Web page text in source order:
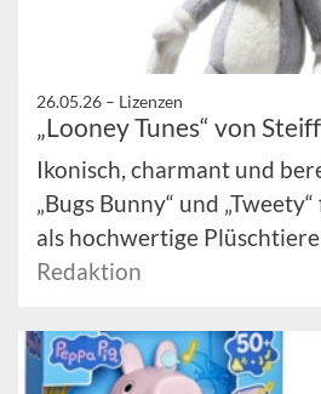
26.05.26 – Lizenzen
„Looney Tunes“ von Steiff
Ikonisch, charmant und
„Bugs Bunny“ und
als hochwertige
Redaktion